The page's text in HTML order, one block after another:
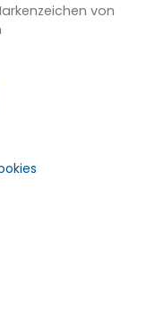
von